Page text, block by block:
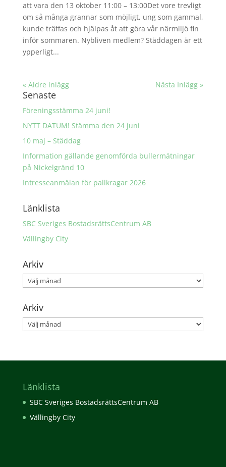
att vara den 13 oktober 11:00 – 13:00Det vore trevligt
om så många grannar som möjligt, ung som gammal,
kunde träffas och hjälpas åt att göra vår närmiljö fin
inför sommaren. Nybliven medlem? Städdagen är ett
ypperligt...
« Äldre inlägg Nästa Inlägg »
Senaste
Föreningsstämma 24 juni!
NYTT DATUM! Stämma den 24 juni
10 maj – Städdag
Information gällande genomförda bullermätningar
på Nickelgränd 10
Intresseanmälan för pallkragar 2026
Länklista
SBC Sveriges BostadsrättsCentrum AB
Vällingby City
Arkiv
Arkiv
Arkiv
Arkiv
Länklista
SBC Sveriges BostadsrättsCentrum AB
Vällingby City